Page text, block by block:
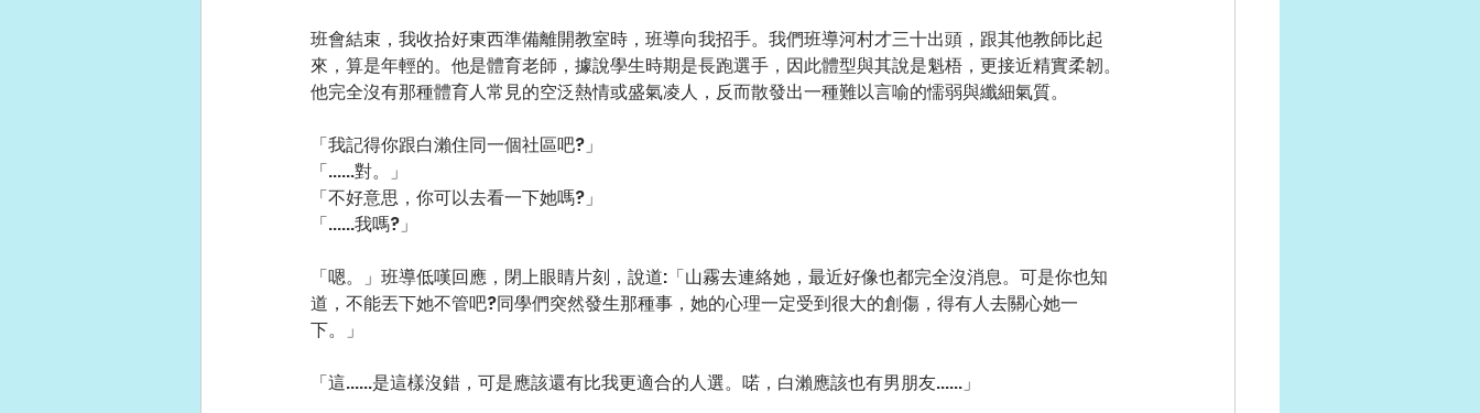
班會結束，我收拾好東西準備離開教室時，班導向我招手。我們班導河村才三十出頭，跟其他教師比起
來，算是年輕的。他是體育老師，據說學生時期是長跑選手，因此體型與其說是魁梧，更接近精實柔韌。
他完全沒有那種體育人常見的空泛熱情或盛氣凌人，反而散發出一種難以言喻的懦弱與纖細氣質。
「我記得你跟白瀨住同一個社區吧?」
「......對。」
「不好意思，你可以去看一下她嗎?」
「......我嗎?」
「嗯。」班導低嘆回應，閉上眼睛片刻，說道:「山霧去連絡她，最近好像也都完全沒消息。可是你也知
道，不能丟下她不管吧?同學們突然發生那種事，她的心理一定受到很大的創傷，得有人去關心她一
下。」
「這......是這樣沒錯，可是應該還有比我更適合的人選。喏，白瀨應該也有男朋友......」